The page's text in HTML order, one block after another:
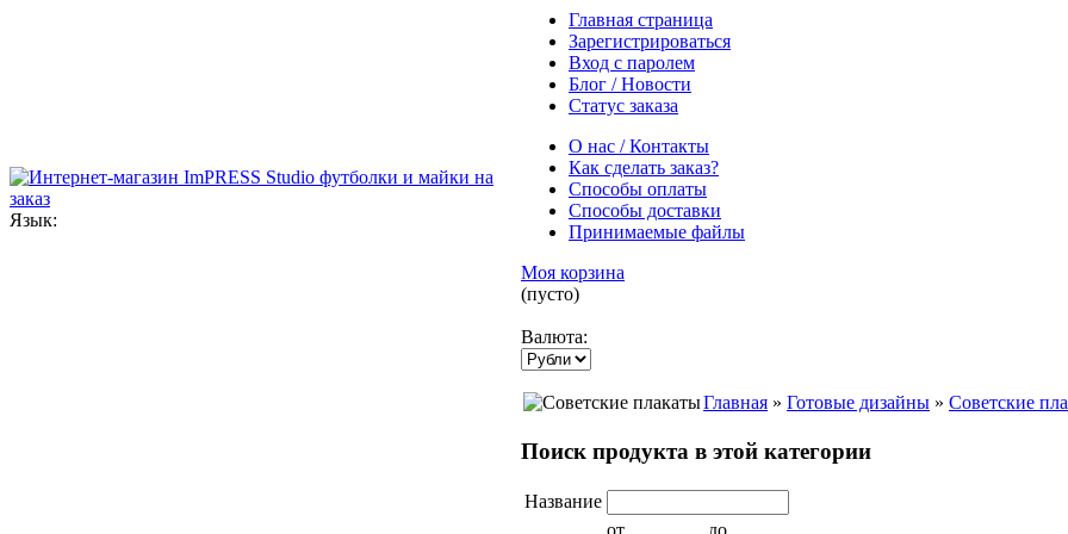
Язык:
Главная страница
Зарегистрироваться
Вход с паролем
Блог / Новости
Статус заказа
О нас / Контакты
Как сделать заказ?
Способы оплаты
Способы доставки
Принимаемые файлы
Моя корзина
(пусто)
Валюта:
Главная » Готовые дизайны » Советские
Поиск продукта в этой категории
Название